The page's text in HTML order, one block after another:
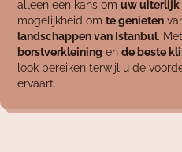
alleen een kans omuw uiterlijk
mogelijkheid omte genieten
landschappen van Istanbul. Met
borstverkleining ende beste
look bereiken terwijl u de
ervaart.